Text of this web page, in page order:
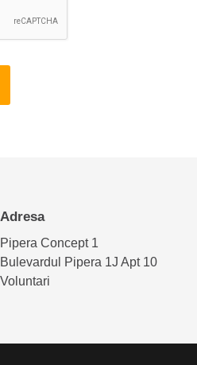
Adresa
Pipera Concept 1
Bulevardul Pipera 1J Apt 10
Voluntari